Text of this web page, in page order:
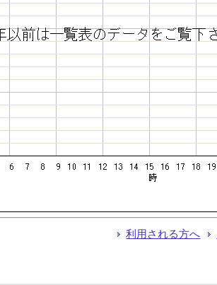
利用される方へ